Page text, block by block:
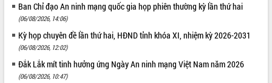
Lấy ý kiến điều chỉnh Quy hoạch tỉnh
Đắk Lắk thời kỳ 2021-2030, tầm nhìn
đến năm 2050
Phát động chiến dịch 30 ngày đêm
giải phóng mặt bằng Tuyến đường bộ
ven biển
Ban Chỉ đạo An ninh mạng quốc gia họp phiên thường kỳ lần thứ hai
(06/08/2026, 14:06)
Kỳ họp chuyên đề lần thứ hai, HĐND tỉnh khóa XI, nhiệm kỳ 2026-2031
(06/08/2026, 12:02)
Đắk Lắk mít tinh hưởng ứng Ngày An ninh mạng Việt Nam năm 2026
(06/08/2026, 10:47)